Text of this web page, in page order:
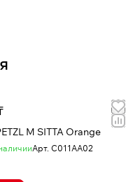
M SITTA Orange
Арт.C011AA02